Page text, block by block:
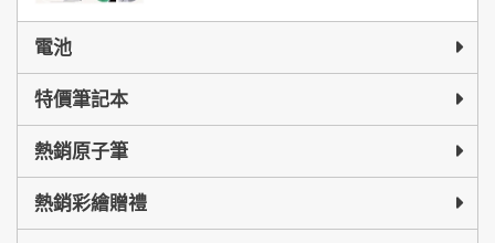
電池
特價筆記本
熱銷原子筆
熱銷彩繪贈禮